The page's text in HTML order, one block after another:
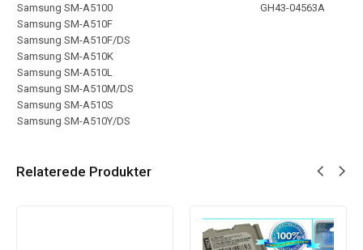
Samsung SM-A5100
Samsung SM-A510F
Samsung SM-A510F/DS
Samsung SM-A510K
Samsung SM-A510L
Samsung SM-A510M/DS
Samsung SM-A510S
Samsung SM-A510Y/DS
GH43-04563A
Relaterede Produkter